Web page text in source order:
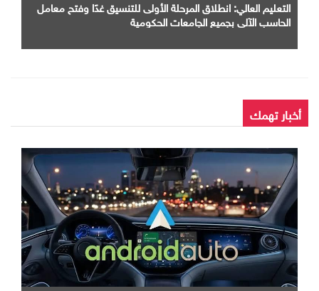
التعليم العالي: انطلاق المرحلة الأولى للتنسيق غدًا وفتح معامل
الحاسب الآلي بجميع الجامعات الحكومية
أخبار تهمك